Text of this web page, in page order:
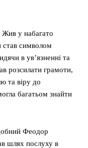
у набагато
став символом
в ув’язненні та
розсилати грамоти,
та віру до
багатьом знайти
Феодор
шлях послуху в